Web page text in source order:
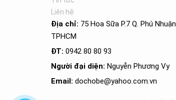
Liên hệ
Địa chỉ: 75 Hoa Sữa P.7 Q. Phú Nhuận
TPHCM
ĐT: 0942 80 80 93
Người đại diện: Nguyễn Phương Vy
Email: dochobe@yahoo.com.vn